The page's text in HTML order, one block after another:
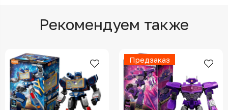
Рекомендуем также
Предзаказ